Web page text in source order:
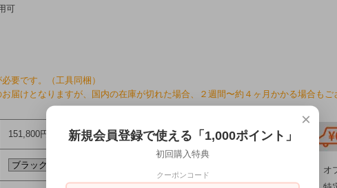
可
要です。（工具同梱）
届けとなりますが、国内の在庫が切れた場合、２週間〜約４ヶ月かかる場合もご
151,800円(税込)～183,700円(税込)
オ
×
新規会員登録で使える「1,000ポイント」
初回購入特典
クーポンコード